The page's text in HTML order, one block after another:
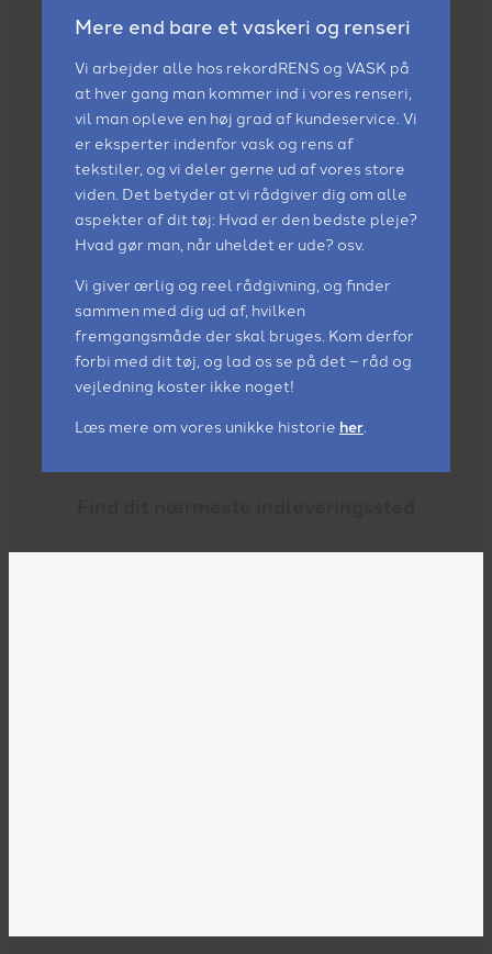
Mere end bare et vaskeri og renseri
Vi arbejder alle hos rekordRENS og VASK på
at hver gang man kommer ind i vores renseri,
vil man opleve en høj grad af kundeservice. Vi
er eksperter indenfor vask og rens af
tekstiler, og vi deler gerne ud af vores store
viden. Det betyder at vi rådgiver dig om alle
aspekter af dit tøj: Hvad er den bedste pleje?
Hvad gør man, når uheldet er ude? osv.
Vi giver ærlig og reel rådgivning, og finder
sammen med dig ud af, hvilken
fremgangsmåde der skal bruges. Kom derfor
forbi med dit tøj, og lad os se på det – råd og
vejledning koster ikke noget!
Læs mere om vores unikke historie her